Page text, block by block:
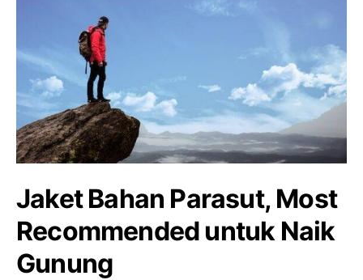
Jaket Bahan Parasut, Most
Recommended untuk Naik
Gunung